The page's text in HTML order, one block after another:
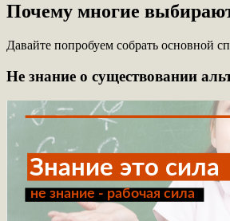
Почему многие
Давайте попробуем собрать основной
Не знание о существовании